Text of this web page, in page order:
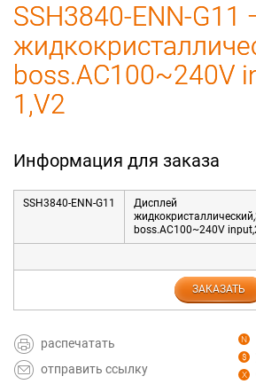
SSH3840-ENN-
boss.AC100~240V
1,V2
Информация для заказа
SSH3840-ENN-G11
Дисплей
boss.AC100~240V
ЗАКАЗАТЬ
распечатать
отправить ссылку